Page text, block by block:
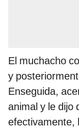
El muchacho
y
Enseguida,
animal y le dijo
efectivamente,